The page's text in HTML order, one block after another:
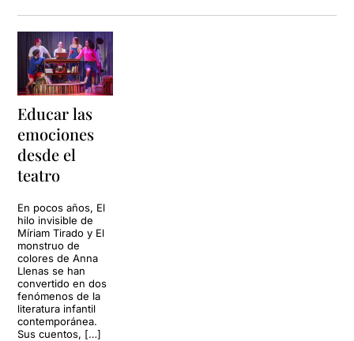
Educar las
emociones
desde el
teatro
En pocos años, El
hilo invisible de
Míriam Tirado y El
monstruo de
colores de Anna
Llenas se han
convertido en dos
fenómenos de la
literatura infantil
contemporánea.
Sus cuentos, […]